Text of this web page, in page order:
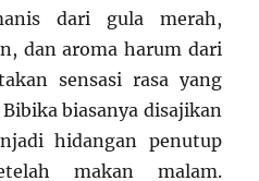
dari gula merah,
dan aroma harum dari
sensasi rasa yang
biasanya disajikan
hidangan penutup
makan malam.